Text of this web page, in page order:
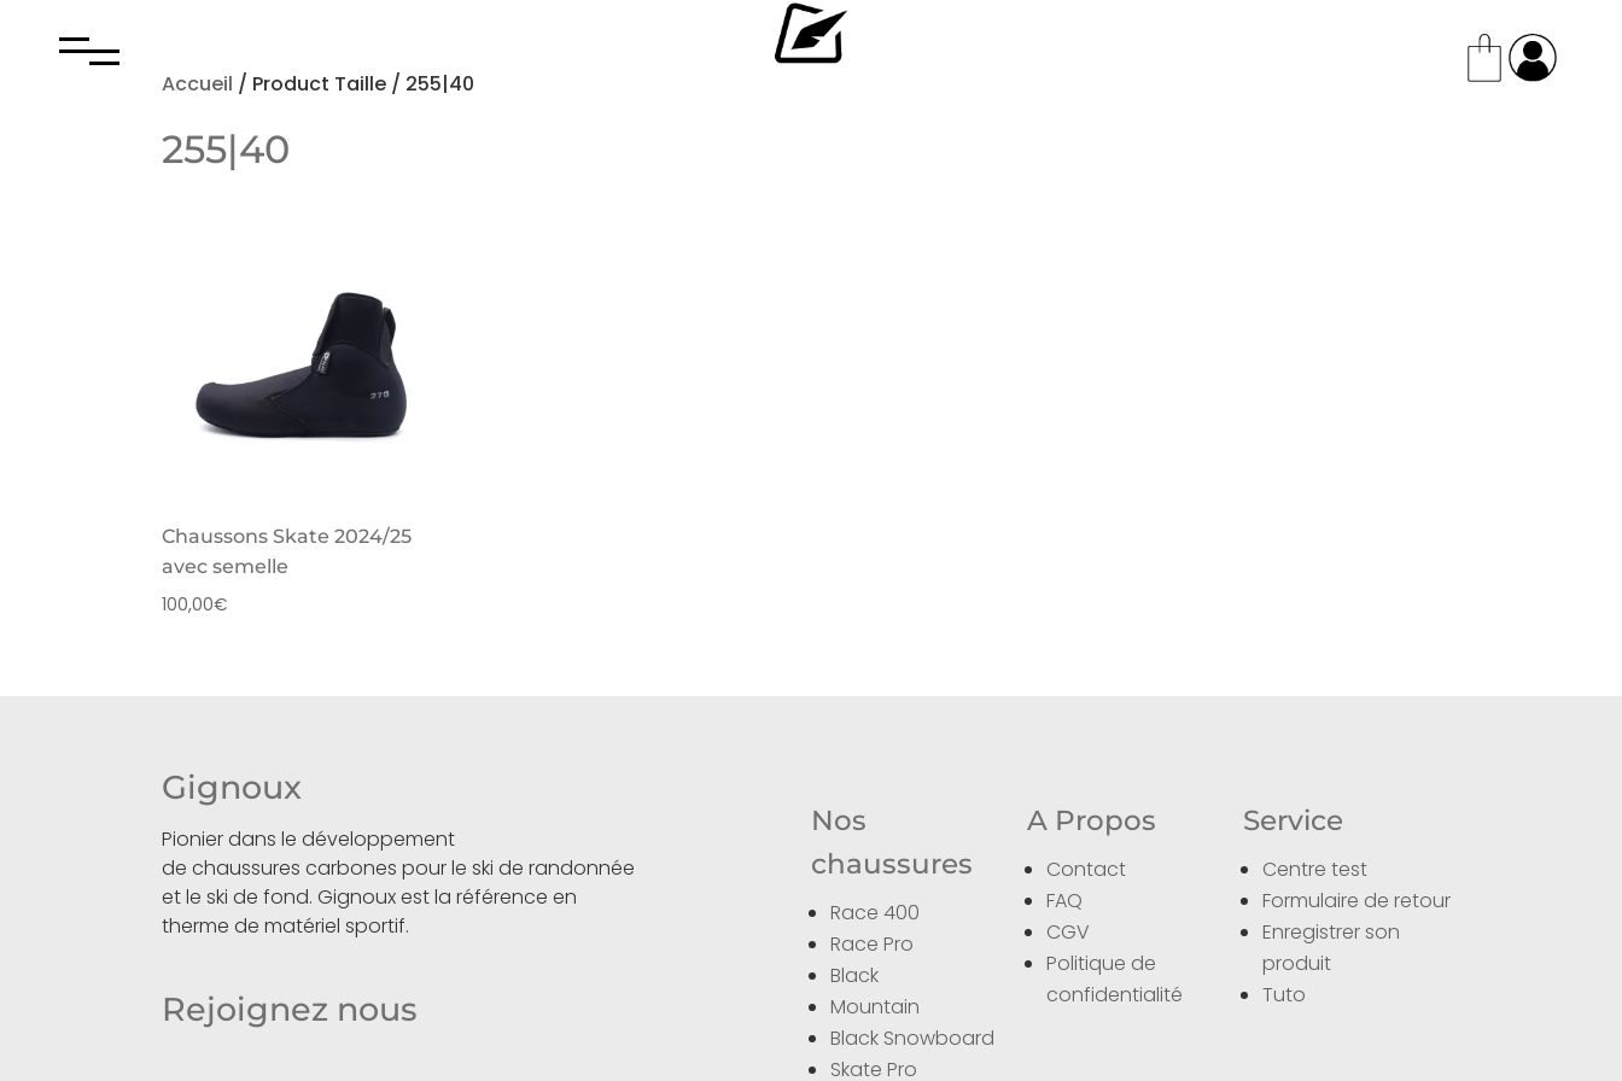
Accueil / Product Taille / 255|40
255|40
Chaussons Skate 2024/25
avec semelle
100,00€
Gignoux
Pionier dans le développement
de chaussures carbones pour le ski de randonnée
et le ski de fond. Gignoux est la référence en
therme de matériel sportif.
Rejoignez nous
Nos
chaussures
Race 400
Race Pro
Black
Mountain
Black Snowboard
Skate Pro
A Propos
Contact
FAQ
CGV
Politique de
confidentialité
Service
Centre test
Formulaire de retour
Enregistrer son
produit
Tuto